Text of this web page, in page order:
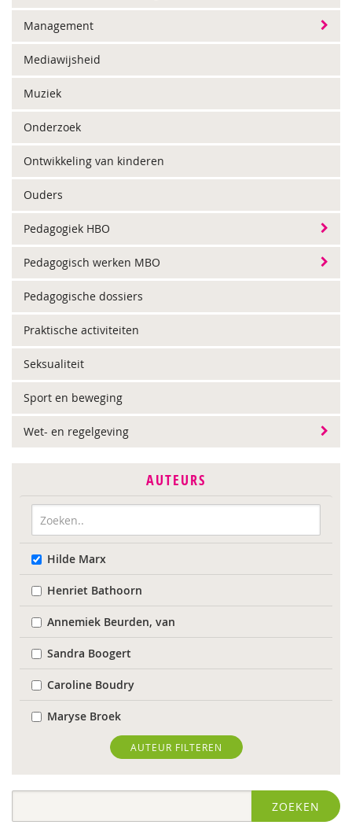
Management
Mediawijsheid
Muziek
Onderzoek
Ontwikkeling van kinderen
Ouders
Pedagogiek HBO
Pedagogisch werken MBO
Pedagogische dossiers
Praktische activiteiten
Seksualiteit
Sport en beweging
Wet- en regelgeving
AUTEURS
Hilde Marx
Henriet Bathoorn
Annemiek Beurden, van
Sandra Boogert
Caroline Boudry
Maryse Broek
Kees Broekhof
Astrid de Bruin
AUTEUR FILTEREN
ZOEKEN